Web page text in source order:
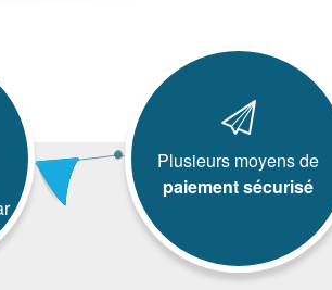
Plusieurs moyens de
paiement sécurisé